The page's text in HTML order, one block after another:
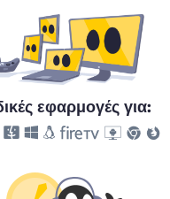
εφαρμογές για: